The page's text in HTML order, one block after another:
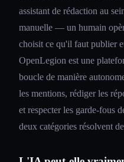
assistant de rédaction au
manuelle — un humain
choisit ce qu'il faut publier
OpenLegion est une
boucle de manière
les mentions, rédiger les
et respecter les garde-fous
deux catégories résolvent